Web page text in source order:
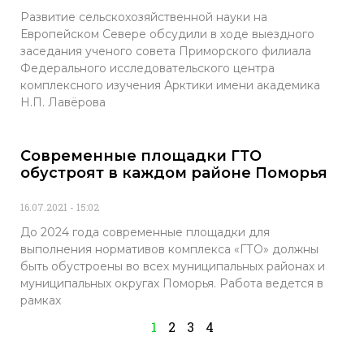
Развитие сельскохозяйственной науки на
Европейском Севере обсудили в ходе выездного
заседания ученого совета Приморского филиала
Федерального исследовательского центра
комплексного изучения Арктики имени академика
Н.П. Лавёрова
Современные площадки ГТО
обустроят в каждом районе Поморья
16.07.2021 15:02
До 2024 года современные площадки для
выполнения нормативов комплекса «ГТО» должны
быть обустроены во всех муниципальных районах и
муниципальных округах Поморья. Работа ведется в
рамках
1 2 3 4